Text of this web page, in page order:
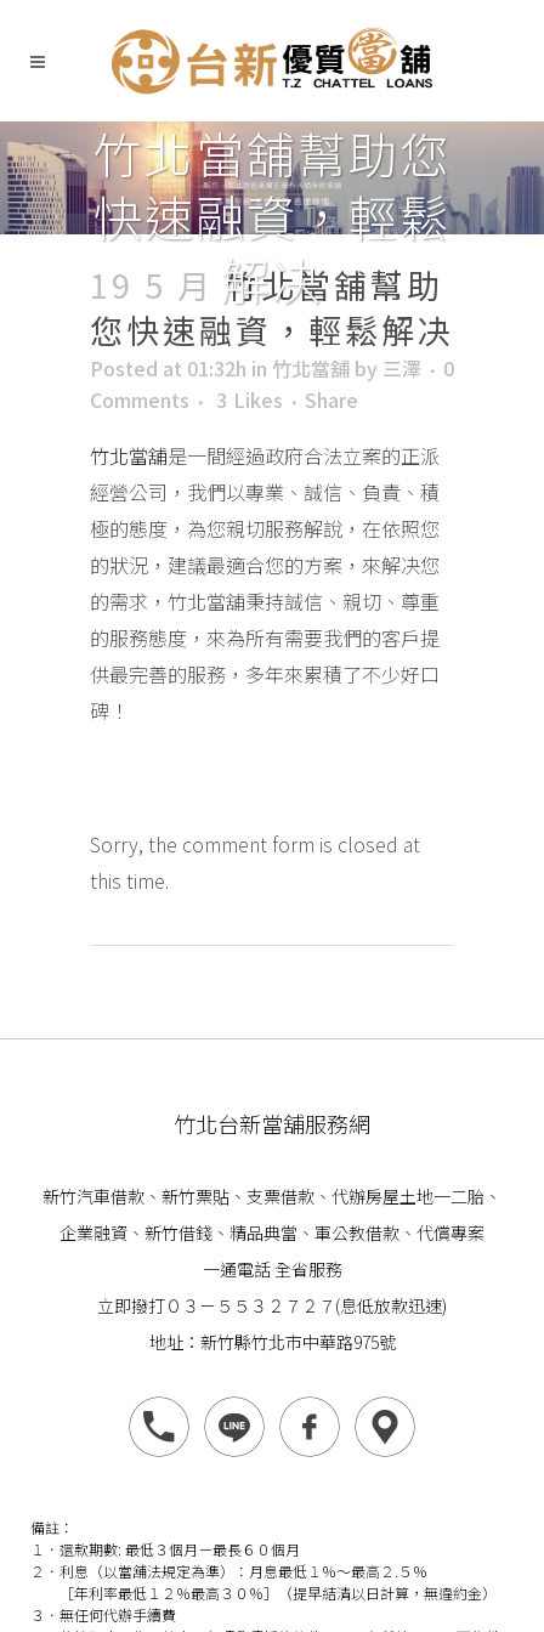
竹北當舖幫助您
快速融資，輕鬆
解决
19 5 月 竹北當舖幫助
您快速融資，輕鬆解决
Posted at 01:32h in 竹北當舖 by 三澤
0
Comments
3 Likes
Share
竹北當舖是一間經過政府合法立案的正派
經營公司，我們以專業、誠信、負責、積
極的態度，為您親切服務解說，在依照您
的狀況，建議最適合您的方案，來解决您
的需求，竹北當舖秉持誠信、親切、尊重
的服務態度，來為所有需要我們的客戶提
供最完善的服務，多年來累積了不少好口
碑！
Sorry, the comment form is closed at
this time.
竹北台新當舖服務網
新竹汽車借款 、 新竹票貼 、支票借款、代辦房屋土地一二胎、
企業融資 、 新竹借錢 、精品典當、軍公教借款、代償專案
一通電話 全省服務
立即撥打０３－５５３２７２７(息低放款迅速)
地址：新竹縣竹北市中華路975號
備註：
１．還款期數: 最低３個月－最長６０個月
２．利息（以當舖法規定為準）：月息最低１％～最高２.５％
［年利率最低１２％最高３０％］（提早結清以日計算，無違約金）
３．無任何代辦手續費